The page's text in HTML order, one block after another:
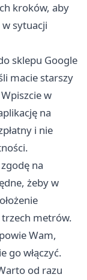
kroków, aby
w sytuacji
sklepu Google
macie starszy
w
na
i nie
na
żeby w
metrów.
Wam,
go włączyć.
od razu